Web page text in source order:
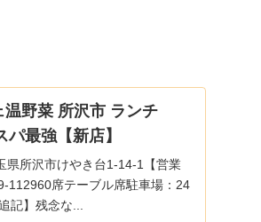
温野菜 所沢市 ランチ
最強【新店】
県所沢市けやき台1-14-1【営業
112960席テーブル席駐車場：24
記】残念な...